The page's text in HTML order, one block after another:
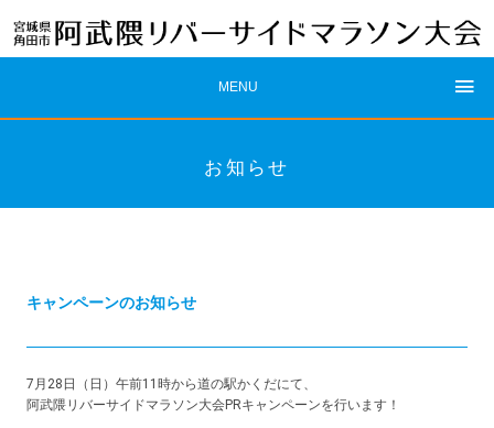
MENU
お知らせ
キャンペーンのお知らせ
7月28日（日）午前11時から道の駅かくだにて、
阿武隈リバーサイドマラソン大会PRキャンペーンを行います！